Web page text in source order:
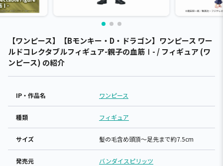
【ワンピース】【Bモンキー・D・ドラゴン】ワンピース ワー
ルドコレクタブルフィギュア-親子の血筋Ⅰ- / フィギュア (ワ
ンピース) の紹介
IP・作品名 ワンピース
種類 フィギュア
サイズ 髪の毛含め頭頂～足先まで約7.5cm
発売元 バンダイスピリッツ